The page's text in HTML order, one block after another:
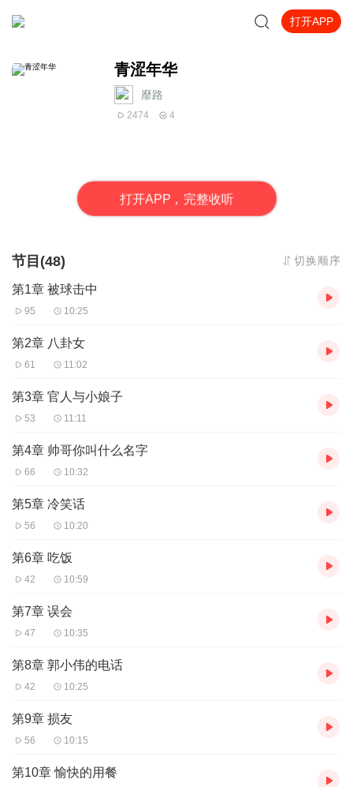
打开APP
青涩年华
靡路
2474 4
打开APP，完整收听
节目(48) 切换顺序
第1章 被球击中
95 10:25
第2章 八卦女
61 11:02
第3章 官人与小娘子
53 11:11
第4章 帅哥你叫什么名字
66 10:32
第5章 冷笑话
56 10:20
第6章 吃饭
42 10:59
第7章 误会
47 10:35
第8章 郭小伟的电话
42 10:25
第9章 损友
56 10:15
第10章 愉快的用餐